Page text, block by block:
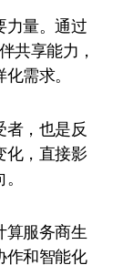
力量。通过
共享能力，
需求。
者，也是反
化，直接影
算服务商生
作和智能化